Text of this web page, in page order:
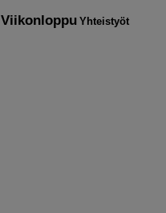
Viikonloppu Yhteistyöt